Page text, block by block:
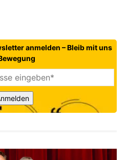
anmelden – Bleib mit uns